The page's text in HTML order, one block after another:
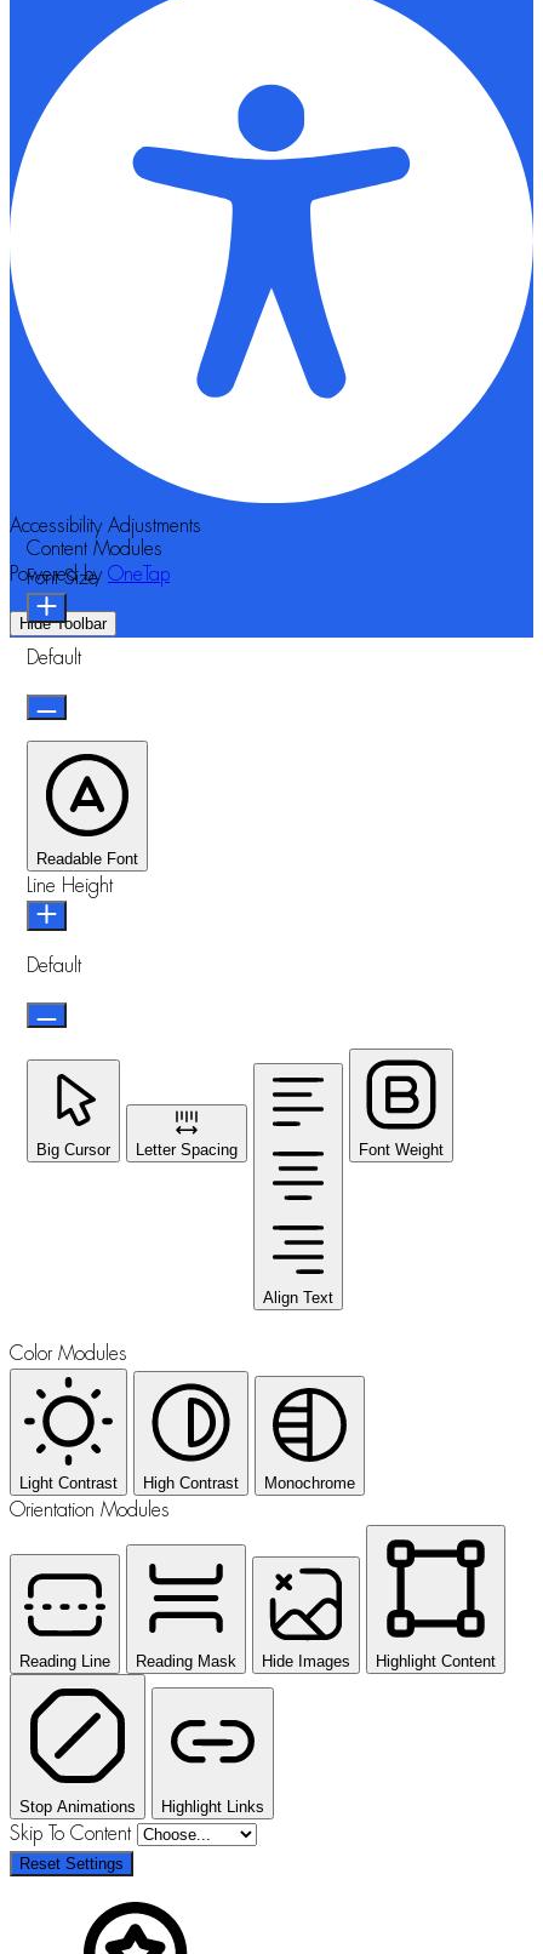
Accessibility Adjustments
Powered by OneTap
Hide Toolbar
Content Modules
Font Size
Default
Readable Font
Line Height
Default
Big Cursor Letter Spacing
Align Text
Font Weight
Color Modules
Light Contrast High Contrast Monochrome
Orientation Modules
Reading Line Reading Mask Hide Images Highlight Content
Stop Animations Highlight Links
Skip To Content
Reset Settings